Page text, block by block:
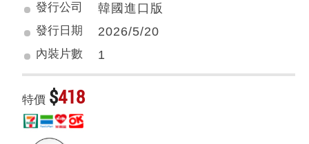
發行公司
韓國進口版
發行日期 2026/5/20
內裝片數 1
特價 $418